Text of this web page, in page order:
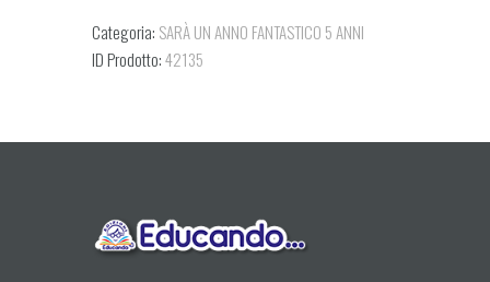
Categoria: SARÀ UN ANNO FANTASTICO 5 ANNI
ID Prodotto:42135